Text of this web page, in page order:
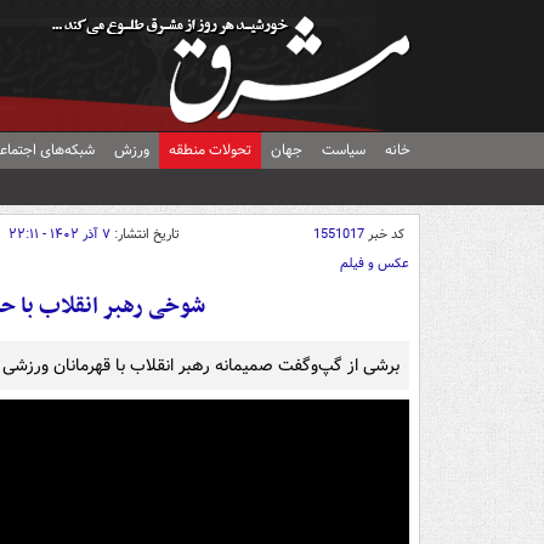
خانه سیاست جهان تحولات منطقه ورزش شبکه‌های
کد خبر1551017 تاریخ انتشار: ۷ آذر ۱۴۰۲ - ۲۲:۱۱
عکس و فیلم
شوخی رهبر انقلاب با
برشی از گپ‌وگفت صمیمانه رهبر انقلاب با قهرمانان ورزشی